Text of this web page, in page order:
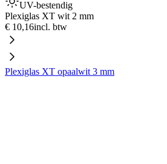
UV-bestendig
Plexiglas XT wit 2 mm
€ 10,16incl. btw
Plexiglas XT opaalwit 3 mm